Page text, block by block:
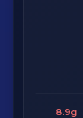
8.9g